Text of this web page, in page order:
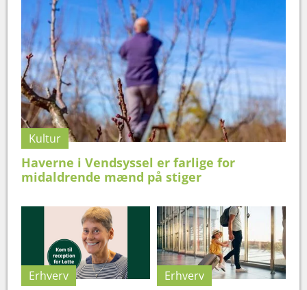
Kultur
Haverne i Vendsyssel er farlige for
midaldrende mænd på stiger
Erhverv Erhverv